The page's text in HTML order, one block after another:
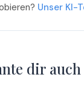
Unser KI-
dir